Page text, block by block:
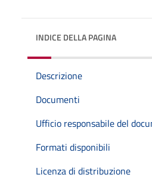
INDICE DELLA PAGINA
Descrizione
Documenti
Ufficio responsabile del
Formati disponibili
Licenza di distribuzione